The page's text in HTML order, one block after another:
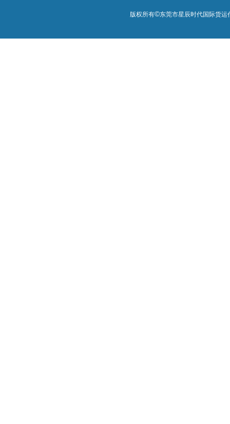
版权所有©东莞市星辰时代国际货